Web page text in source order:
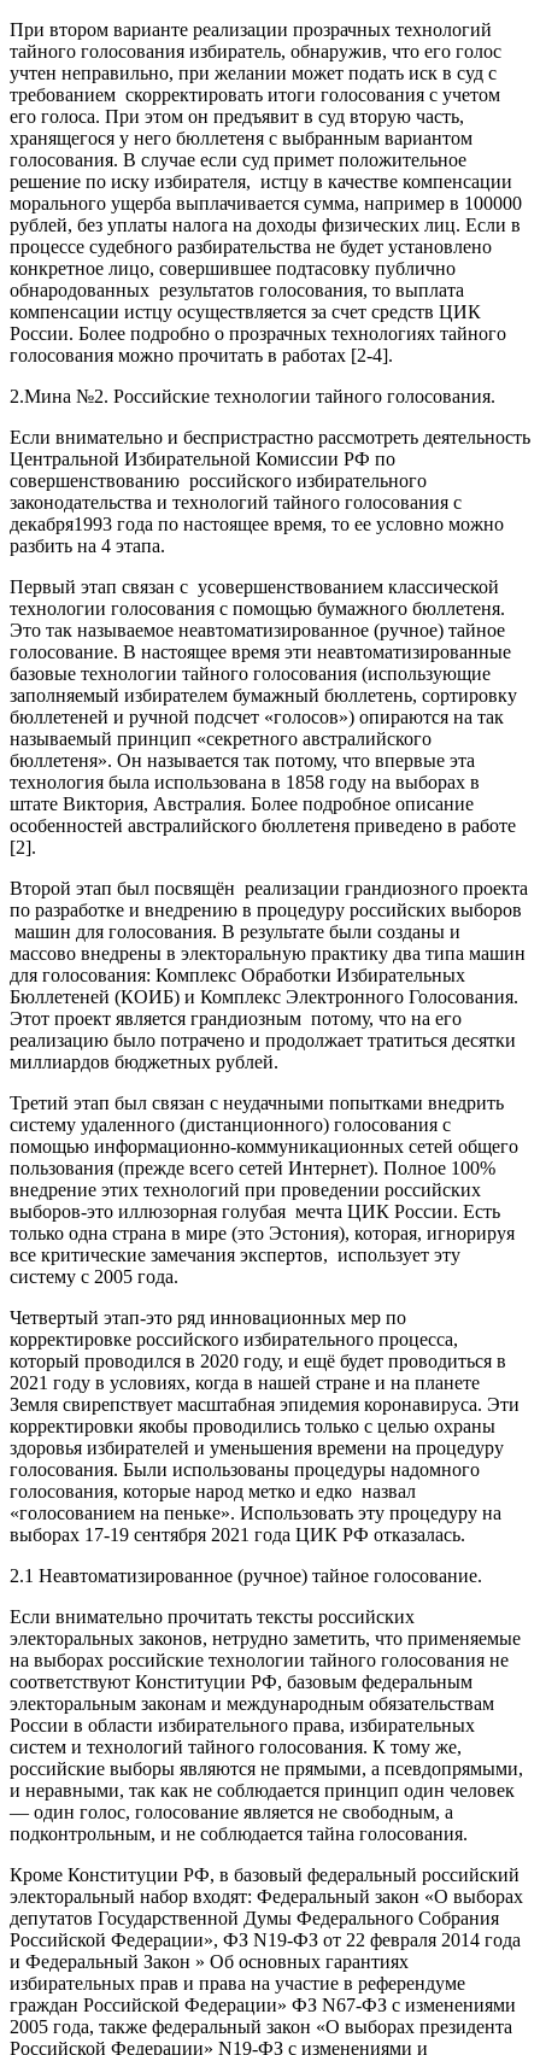
При втором варианте реализации прозрачных технологий
тайного голосования избиратель, обнаружив, что его голос
учтен неправильно, при желании может подать иск в суд с
требованием скорректировать итоги голосования с учетом
его голоса. При этом он предъявит в суд вторую часть,
хранящегося у него бюллетеня с выбранным вариантом
голосования. В случае если суд примет положительное
решение по иску избирателя, истцу в качестве компенсации
морального ущерба выплачивается сумма, например в 100000
рублей, без уплаты налога на доходы физических лиц. Если в
процессе судебного разбирательства не будет установлено
конкретное лицо, совершившее подтасовку публично
обнародованных результатов голосования, то выплата
компенсации истцу осуществляется за счет средств ЦИК
России. Более подробно о прозрачных технологиях тайного
голосования можно прочитать в работах [2-4].
2.Мина №2. Российские технологии тайного голосования.
Если внимательно и беспристрастно рассмотреть деятельность
Центральной Избирательной Комиссии РФ по
совершенствованию российского избирательного
законодательства и технологий тайного голосования с
декабря1993 года по настоящее время, то ее условно можно
разбить на 4 этапа.
Первый этап связан с усовершенствованием классической
технологии голосования с помощью бумажного бюллетеня.
Это так называемое неавтоматизированное (ручное) тайное
голосование. В настоящее время эти неавтоматизированные
базовые технологии тайного голосования (использующие
заполняемый избирателем бумажный бюллетень, сортировку
бюллетеней и ручной подсчет «голосов») опираются на так
называемый принцип «секретного австралийского
бюллетеня». Он называется так потому, что впервые эта
технология была использована в 1858 году на выборах в
штате Виктория, Австралия. Более подробное описание
особенностей австралийского бюллетеня приведено в работе
[2].
Второй этап был посвящён реализации грандиозного проекта
по разработке и внедрению в процедуру российских выборов
машин для голосования. В результате были созданы и
массово внедрены в электоральную практику два типа машин
для голосования: Комплекс Обработки Избирательных
Бюллетеней (КОИБ) и Комплекс Электронного Голосования.
Этот проект является грандиозным потому, что на его
реализацию было потрачено и продолжает тратиться десятки
миллиардов бюджетных рублей.
Третий этап был связан с неудачными попытками внедрить
систему удаленного (дистанционного) голосования с
помощью информационно-коммуникационных сетей общего
пользования (прежде всего сетей Интернет). Полное 100%
внедрение этих технологий при проведении российских
выборов-это иллюзорная голубая мечта ЦИК России. Есть
только одна страна в мире (это Эстония), которая, игнорируя
все критические замечания экспертов, использует эту
систему с 2005 года.
Четвертый этап-это ряд инновационных мер по
корректировке российского избирательного процесса,
который проводился в 2020 году, и ещё будет проводиться в
2021 году в условиях, когда в нашей стране и на планете
Земля свирепствует масштабная эпидемия коронавируса. Эти
корректировки якобы проводились только с целью охраны
здоровья избирателей и уменьшения времени на процедуру
голосования. Были использованы процедуры надомного
голосования, которые народ метко и едко назвал
«голосованием на пеньке». Использовать эту процедуру на
выборах 17-19 сентября 2021 года ЦИК РФ отказалась.
2.1 Неавтоматизированное (ручное) тайное голосование.
Если внимательно прочитать тексты российских
электоральных законов, нетрудно заметить, что применяемые
на выборах российские технологии тайного голосования не
соответствуют Конституции РФ, базовым федеральным
электоральным законам и международным обязательствам
России в области избирательного права, избирательных
систем и технологий тайного голосования. К тому же,
российские выборы являются не прямыми, а псевдопрямыми,
и неравными, так как не соблюдается принцип один человек
— один голос, голосование является не свободным, а
подконтрольным, и не соблюдается тайна голосования.
Кроме Конституции РФ, в базовый федеральный российский
электоральный набор входят: Федеральный закон «О выборах
депутатов Государственной Думы Федерального Собрания
Российской Федерации», ФЗ N19-ФЗ от 22 февраля 2014 года
и Федеральный Закон » Об основных гарантиях
избирательных прав и права на участие в референдуме
граждан Российской Федерации» ФЗ N67-ФЗ с изменениями
2005 года, также федеральный закон «О выборах президента
Российской Федерации» N19-ФЗ с изменениями и